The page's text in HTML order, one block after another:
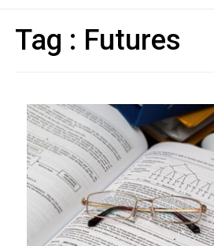
Tag : Futures